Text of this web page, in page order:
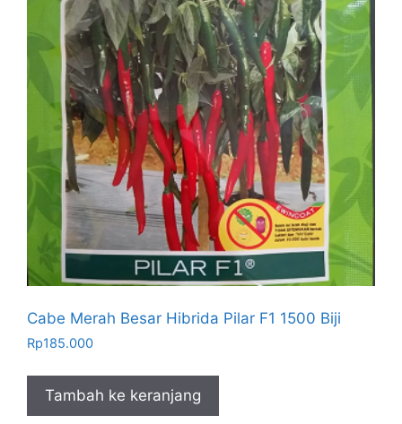
Cabe Merah Besar Hibrida Pilar F1 1500 Biji
Rp185.000
Tambah ke keranjang